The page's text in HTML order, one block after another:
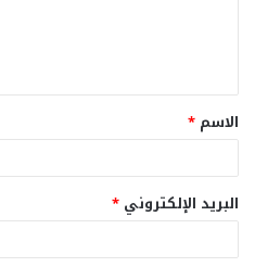
ق
*
الاسم *
البريد الإلكتروني *